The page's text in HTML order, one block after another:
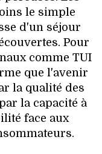
le simple
d'un séjour
Pour
comme TUI
que l'avenir
la qualité des
la capacité à
face aux